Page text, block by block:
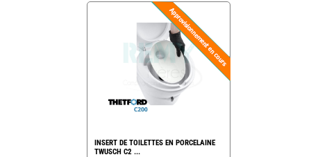
INSERT DE TOILETTES EN PORCELAINE
TWUSCH C2 ...